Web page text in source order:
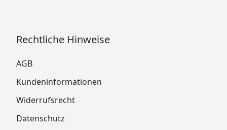
Rechtliche Hinweise
AGB
Kundeninformationen
Widerrufsrecht
Datenschutz